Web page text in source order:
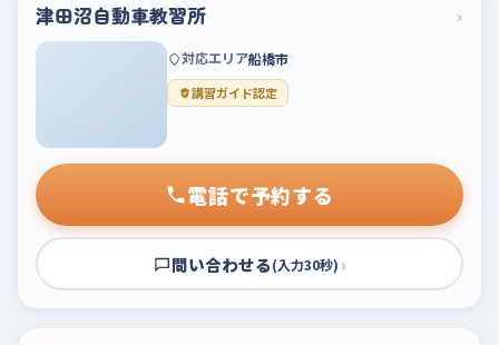
津田沼自動車教習所 ›
対応エリア船橋市
講習ガイド認定
電話で予約する
問い合わせる(入力30秒) ›